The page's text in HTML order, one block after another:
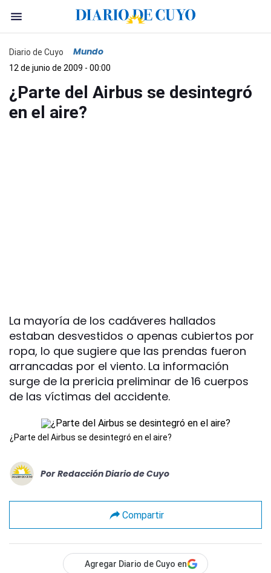
Diario de Cuyo Mundo
12 de junio de 2009 - 00:00
¿Parte del Airbus se desintegró
en el aire?
La mayoría de los cadáveres hallados
estaban desvestidos o apenas cubiertos por
ropa, lo que sugiere que las prendas fueron
arrancadas por el viento. La información
surge de la prericia preliminar de 16 cuerpos
de las víctimas del accidente.
¿Parte del Airbus se desintegró en el aire?
Por Redacción Diario de Cuyo
Compartir
Agregar Diario de Cuyo en